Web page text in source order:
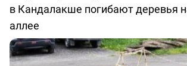
в Кандалакше погибают деревья
аллее